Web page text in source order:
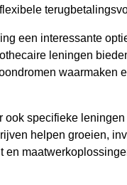
een interessante
leningen
waarmaken
specifieke
helpen groeien,